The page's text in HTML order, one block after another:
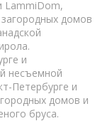
LammiDom,
домов
и
несъемной
Петербурге и
домов и
бруса.